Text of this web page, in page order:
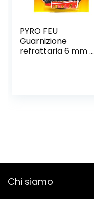
PYRO FEU
Guarnizione
refrattaria 6 mm x
Chi siamo